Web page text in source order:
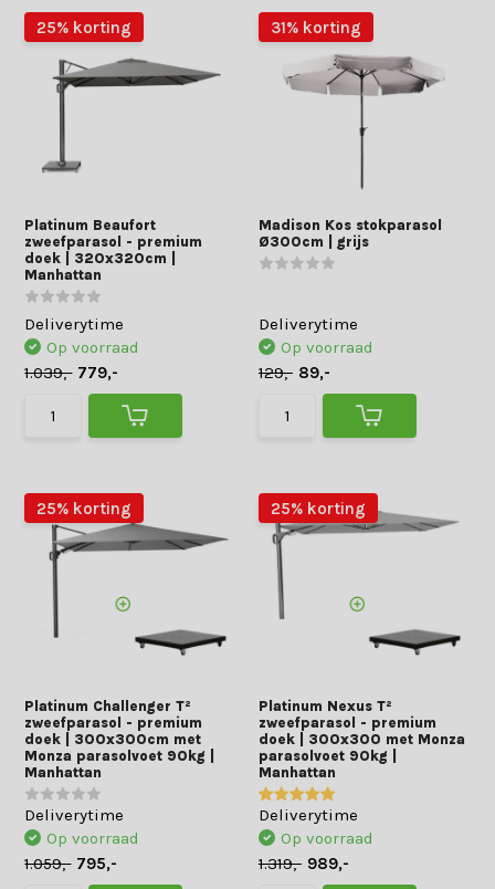
25% korting
Platinum Beaufort
zweefparasol - premium
doek | 320x320cm |
Manhattan
Deliverytime
Op voorraad
1.039,- 779,-
31% korting
Madison Kos stokparasol
Ø300cm | grijs
Deliverytime
Op voorraad
129,- 89,-
25% korting
Platinum Challenger T²
zweefparasol - premium
doek | 300x300cm met
Monza parasolvoet 90kg |
Manhattan
Deliverytime
Op voorraad
1.059,- 795,-
25% korting
Platinum Nexus T²
zweefparasol - premium
doek | 300x300 met Monza
parasolvoet 90kg |
Manhattan
Deliverytime
Op voorraad
1.319,- 989,-